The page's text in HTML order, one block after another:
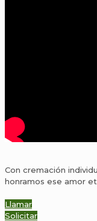
Con cremación
honramos ese amor
Llamar
Solicitar